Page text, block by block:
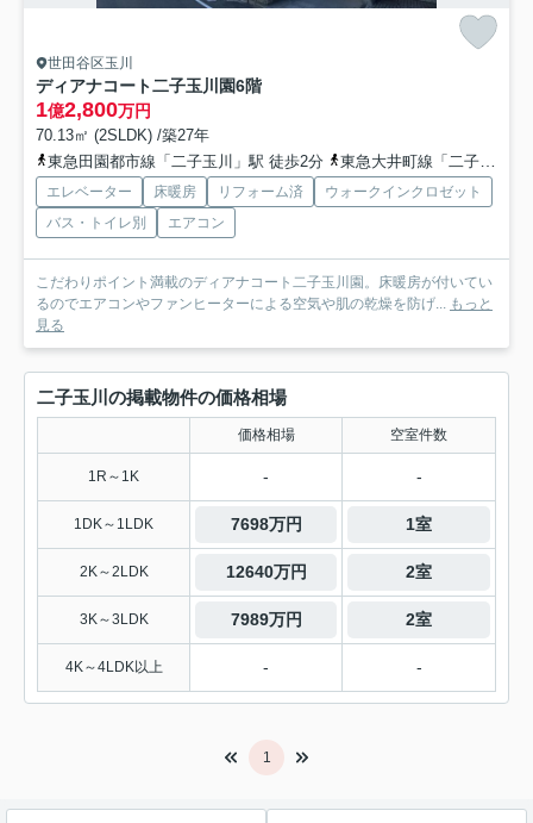
世田谷区玉川
ディアナコート二子玉川園6階
1億2,800万円
70.13㎡ (2SLDK) /築27年
東急田園都市線「二子玉川」駅 徒歩2分
東急大井町線「二子玉川」駅 徒歩2分
エレベーター 床暖房 リフォーム済
ウォークインクロゼット
バス・トイレ別
エアコン
こだわりポイント満載のディアナコート二子玉川園。床暖房が付いてい
るのでエアコンやファンヒーターによる空気や肌の乾燥を防げ...
もっと
見る
二子玉川の掲載物件の価格相場
価格相場 空室件数
1R～1K - -
1DK～1LDK 7698万円 1室
2K～2LDK 12640万円 2室
3K～3LDK 7989万円 2室
4K～4LDK以上 - -
1